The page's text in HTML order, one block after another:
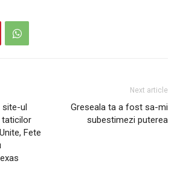
site-ul
taticilor
Fete
Next article
Greseala ta a fost sa-mi
subestimezi puterea